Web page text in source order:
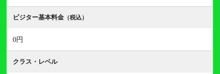
ビジター基本料金 （税込）
0円
クラス・レベル